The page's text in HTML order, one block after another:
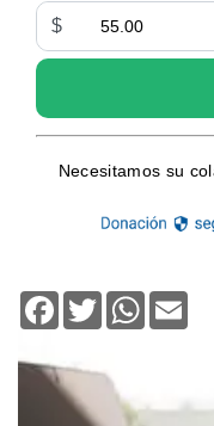
Facebook
TwitterWhatsApp